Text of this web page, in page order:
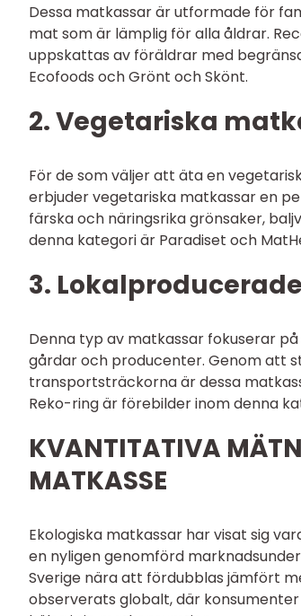
Dessa matkassar är utformade för
mat som är lämplig för alla åldrar.
uppskattas av föräldrar med
Ecofoods och Grönt och Skönt.
2. Vegetariska
För de som väljer att äta en
erbjuder vegetariska matkassar en
färska och näringsrika grönsaker,
denna kategori är Paradiset och
3.
Denna typ av matkassar fokuserar
gårdar och producenter. Genom att
transportsträckorna är dessa
Reko-ring är förebilder inom denna
KVANTITATIVA
MATKASSE
Ekologiska matkassar har visat sig
en nyligen genomförd
Sverige nära att fördubblas jämfört
observerats globalt, där